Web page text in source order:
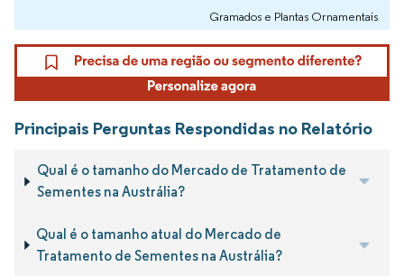
Gramados e Plantas Ornamentais
Principais Perguntas Respondidas no Relatório
Qual é o tamanho do Mercado de Tratamento de
Sementes na Austrália?
Qual é o tamanho atual do Mercado de
Tratamento de Sementes na Austrália?